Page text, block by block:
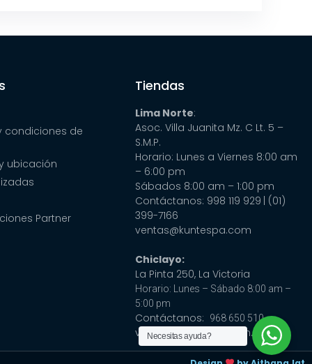
condiciones de
ubicación
Partner
Tiendas
Lima Norte:
Asoc. Villa Juanita Mz. C Lt. 5 –
S.M.P.
Horario: Lunes a Viernes 8:00 am
– 6:00 pm
Sábados 8:00 am – 1:00 pm
Contáctanos: 998 119 929 | (01)
399-7166
ventas@kuntespa.com
Chiclayo:
La Pinta 250, La Victoria
Horario: Lunes – Sábado 8:00 am –
5:00 pm
Contáctanos: 968 650 510
ventas@cubaspa.com.pe
Necesitas ayuda?